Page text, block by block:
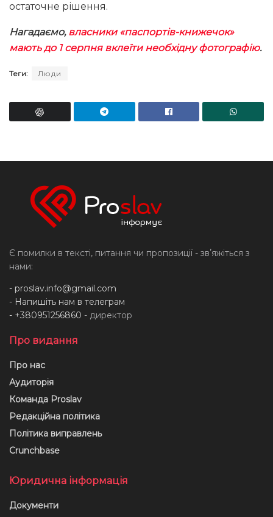
остаточне рішення.
Нагадаємо, власники «паспортів-книжечок»
мають до 1 серпня вклеїти необхідну фотографію.
Теги: Люди
Є помилки в тексті, питання чи пропозиції - звʼяжіться з
нами:
- proslav.info@gmail.com
- Напишіть нам в телеграм
- +380951256860 - директор
Про видання
Про нас
Аудиторія
Команда Proslav
Редакційна політика
Політика виправлень
Crunchbase
Юридична інформація
Документи